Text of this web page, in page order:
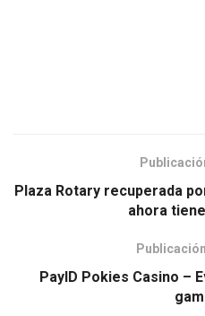
Plaza Rotary recuperada
ahora
PayID Pokies Casino –